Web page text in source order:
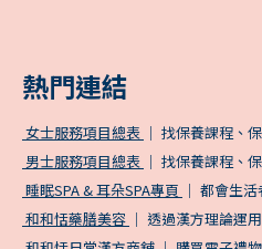
熱門連結
女士服務項目總表 ｜ 找保養課程、
男士服務項目總表 ｜ 找保養課程、
睡眠SPA & 耳朵SPA專頁 ｜ 都會生
和和恬藥膳美容 ｜ 透過漢方理論運